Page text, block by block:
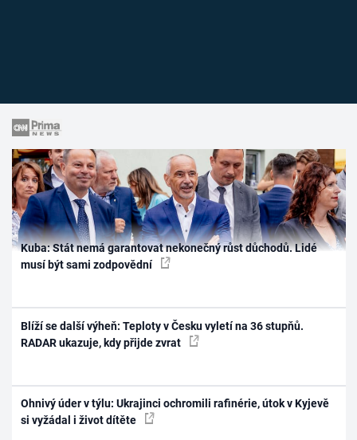
Kuba: Stát nemá garantovat nekonečný růst důchodů. Lidé
musí být sami zodpovědní
Blíží se další výheň: Teploty v Česku vyletí na 36 stupňů.
RADAR ukazuje, kdy přijde zvrat
Ohnivý úder v týlu: Ukrajinci ochromili rafinérie, útok v Kyjevě
si vyžádal i život dítěte